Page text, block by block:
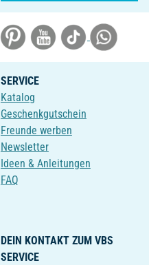
SERVICE
Katalog
Geschenkgutschein
Freunde werben
Newsletter
Ideen & Anleitungen
FAQ
DEIN KONTAKT ZUM VBS
SERVICE